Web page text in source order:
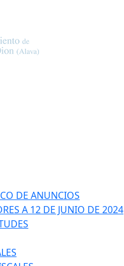
DE ANUNCIOS
A 12 DE JUNIO DE 2024